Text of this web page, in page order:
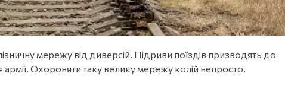
мережу від диверсій. Підриви поїздів призводять до
Охороняти таку велику мережу колій непросто.